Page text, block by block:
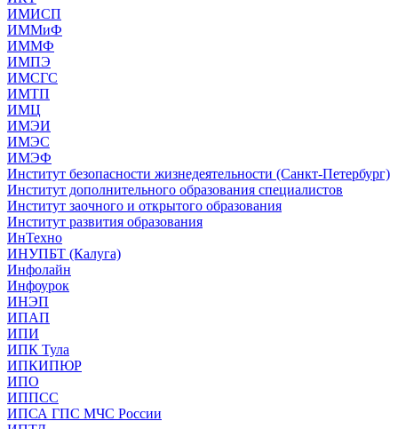
ИМИСП
ИММиФ
ИММФ
ИМПЭ
ИМСГС
ИМТП
ИМЦ
ИМЭИ
ИМЭС
ИМЭФ
Институт безопасности жизнедеятельности (Санкт-Петербург)
Институт дополнительного образования специалистов
Институт заочного и открытого образования
Институт развития образования
ИнТехно
ИНУПБТ (Калуга)
Инфолайн
Инфоурок
ИНЭП
ИПАП
ИПИ
ИПК Тула
ИПКИПЮР
ИПО
ИППСС
ИПСА ГПС МЧС России